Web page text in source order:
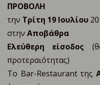
ΠΡΟΒΟΛΗ
την Τρίτη 19 Ιουλίου
στην Αποβάθρα
Ελεύθερη είσοδος
προτεραιότητας)
Το Bar-Restaurant της